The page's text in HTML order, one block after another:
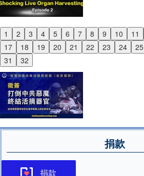
1 2 3 4 5 6 7 8 9 10 11
17
18 19 20 21 22 23 24 25
31
32
Previous
Next
捐款
捐款